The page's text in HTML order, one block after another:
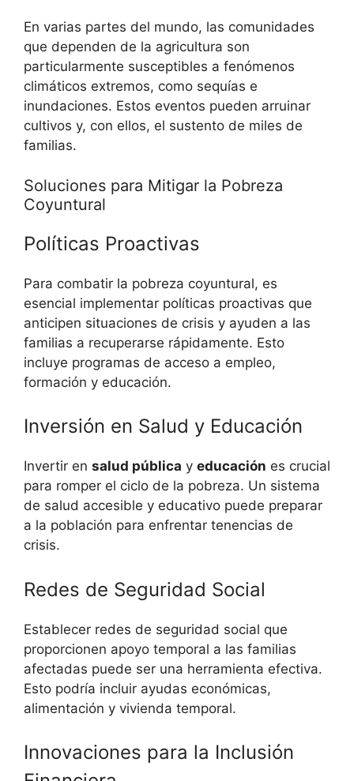
En varias partes del mundo, las comunidades
que dependen de la agricultura son
particularmente susceptibles a fenómenos
climáticos extremos, como sequías e
inundaciones. Estos eventos pueden arruinar
cultivos y, con ellos, el sustento de miles de
familias.
Soluciones para Mitigar la Pobreza
Coyuntural
Políticas Proactivas
Para combatir la pobreza coyuntural, es
esencial implementar políticas proactivas que
anticipen situaciones de crisis y ayuden a las
familias a recuperarse rápidamente. Esto
incluye programas de acceso a empleo,
formación y educación.
Inversión en Salud y Educación
Invertir en salud pública y educación es crucial
para romper el ciclo de la pobreza. Un sistema
de salud accesible y educativo puede preparar
a la población para enfrentar tenencias de
crisis.
Redes de Seguridad Social
Establecer redes de seguridad social que
proporcionen apoyo temporal a las familias
afectadas puede ser una herramienta efectiva.
Esto podría incluir ayudas económicas,
alimentación y vivienda temporal.
Innovaciones para la Inclusión